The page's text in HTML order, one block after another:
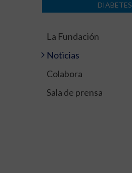
DIABETES
La Fundación
Noticias
Colabora
Sala de prensa